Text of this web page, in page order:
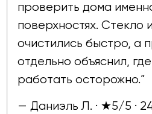
проверить дома
поверхностях. Стекло
очистились быстро, а
отдельно объяснил,
работать осторожно.”
— Даниэль Л. · ★5/5 ·